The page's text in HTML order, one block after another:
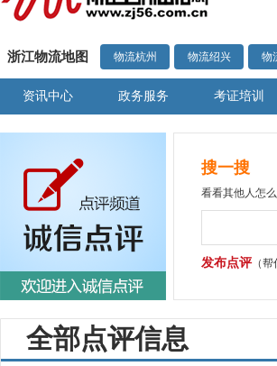
浙江物流地图 物流杭州 物流绍兴 物
资讯中心 政务服务 考证培训
搜一搜
看看其他人怎
发布点评（帮
全部点评信息